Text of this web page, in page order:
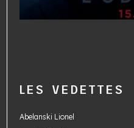
LES VEDETTES
Abelanski Lionel